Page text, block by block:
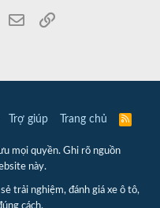
WhatsApp
Email
Trợ giúp Trang chủ
R
mọi quyền. Ghi rõ nguồn
này.
trải nghiệm, đánh giá xe ô tô,